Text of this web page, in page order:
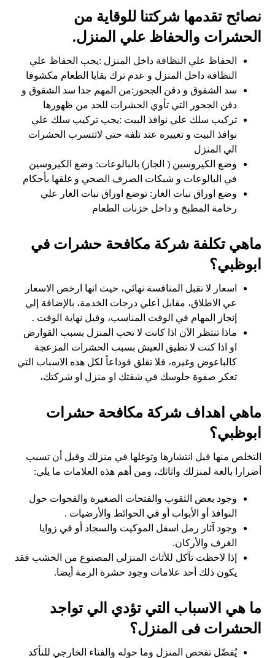
نصائح تقدمها شركتنا للوقاية من
الحشرات والحفاظ علي المنزل.
الحفاظ علي النظافة داخل المنزل :يجب الحفاظ علي
النظافة داخل المنزل و عدم ترك بقايا الطعام مكشوفا
سد الشقوق و دفن الجحور:من المهم جدا سد الشقوق و
دفن الجحور التي تأوي الحشرات للحد من ظهورها
تركيب سلك علي نوافذ البيت :يجب تركيب سلك علي
نوافذ البيت و تغييره عند تلفه حتي لاتتسرب الحشرات
الي المنزل
وضع الكيروسين ( الجاز) بالبالوعات: وضع الكيروسين
في البالوعات و شبكات الصرف الصحي و غلقها بأحكام
وضع اوراق نبات الغار: توضع اوراق نبات الغار علي
رخامة المطبخ و داخل خزنات الطعام
ماهي تكلفة شركة مكافحة حشرات في
ابوظبي؟
اسعار لا تقبل المنافسة نهائي، حيث انها ارخص الاسعار
عي الاطلاق، مقابل اعلي درجات الخدمة، بالإضافة إلي
إنجاز المهام في الوقت المناسب، وقبل نهاية الوقت .
ماذا تنتظر الآن اذا كانت لا تحب المنزل بسبب القوارض
او اذا كنت لا تطيق العيش بسبب الحشرات المزعجة
كالباعوض وغيره، فلا تقلق فوداعاً لكل هذه الاسباب التي
تعكر صفوة جلوسك في شقتك او منزل او شركتك،
ماهي اهداف شركة مكافحة حشرات
ابوظبي؟
التخلص منها قبل انتشارها وتوغلها في منزلك وقبل أن تسبب
أضرارا بالغة لمنزلك واثاثك، ومن أهم هذه العلامات ما يلي:
وجود بعض الثقوب والفتحات الصغيرة والفجوات حول
النوافذ أو الأبواب أو في الحوائط والأرضيات .
وجود آثار رمل اسفل الموكيت والسجاد أو في زوايا
الغرف والأركان.
إذا لاحظت تآكل للأثاث المنزلي المصنوع من الخشب فقد
يكون ذلك أحد علامات وجود حشرة الرمة أيضا.
ما هي الاسباب التي تؤدي الي تواجد
الحشرات فى المنزل؟
يُفضّل تفحص المنزل وما حوله والفناء الخارجي للتأكد